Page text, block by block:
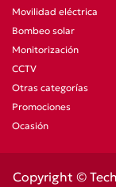
Movilidad eléctrica
Bombeo solar
Monitorización
CCTV
Otras categorías
Promociones
Ocasión
Copyright ©